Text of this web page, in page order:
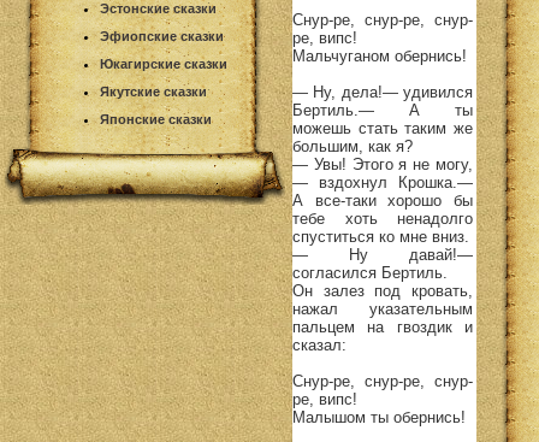
Эстонские сказки
Эфиопские сказки
Юкагирские сказки
Якутские сказки
Японские сказки
Снур-ре, снур-ре, снур-
ре, випс!
Мальчуганом обернись!
— Ну, дела!— удивился
Бертиль.— А ты
можешь стать таким же
большим, как я?
— Увы! Этого я не могу,
— вздохнул Крошка.—
А все-таки хорошо бы
тебе хоть ненадолго
спуститься ко мне вниз.
— Ну давай!—
согласился Бертиль.
Он залез под кровать,
нажал указательным
пальцем на гвоздик и
сказал:
Снур-ре, снур-ре, снур-
ре, випс!
Малышом ты обернись!